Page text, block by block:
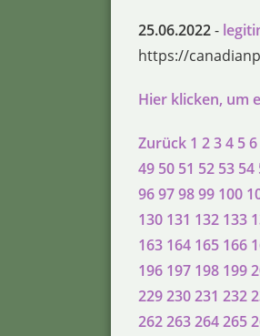
25.06.2022-
https://
Hier klicken, um
Zurück 1 234 56
49 50 51 52 53 54
96979899 100
130 131 132 133
163 164 165 166
196 197 198 199
229230231 232
262263264265